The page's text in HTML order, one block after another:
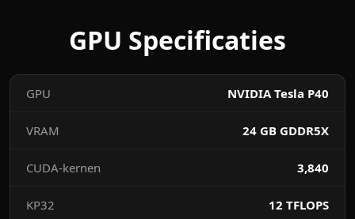
GPU Specificaties
GPU NVIDIA Tesla P40
VRAM 24 GB GDDR5X
CUDA-kernen 3,840
KP32 12 TFLOPS